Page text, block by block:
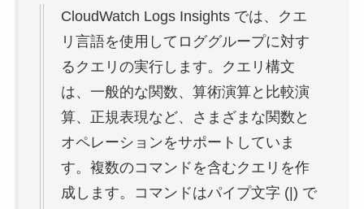
CloudWatch Logs Insights では、クエ
リ言語を使用してロググループに対す
るクエリの実行します。クエリ構文
は、一般的な関数、算術演算と比較演
算、正規表現など、さまざまな関数と
オペレーションをサポートしていま
す。複数のコマンドを含むクエリを作
成します。コマンドはパイプ文字 (|) で